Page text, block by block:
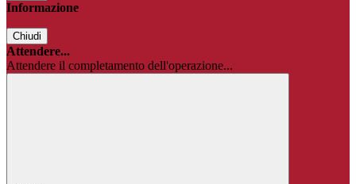
Informazione
Chiudi
Attendere...
Attendere il completamento dell'operazione...